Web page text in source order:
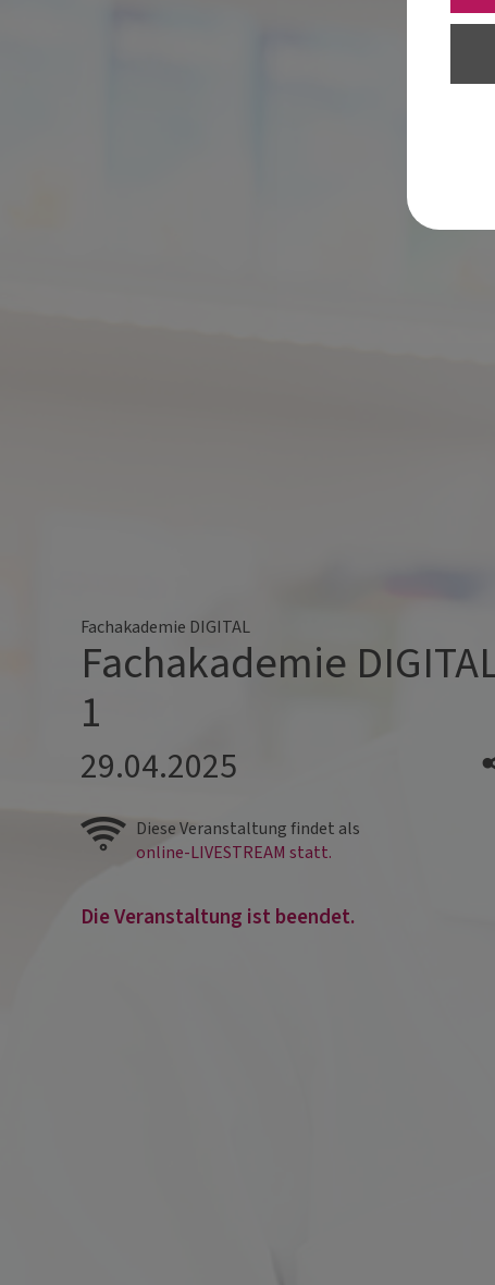
Fachakademie DIGITAL
Fachakademie
1
29.04.2025
Diese Veranstaltung findet als
online-LIVESTREAM statt.
Die Veranstaltung ist beendet.